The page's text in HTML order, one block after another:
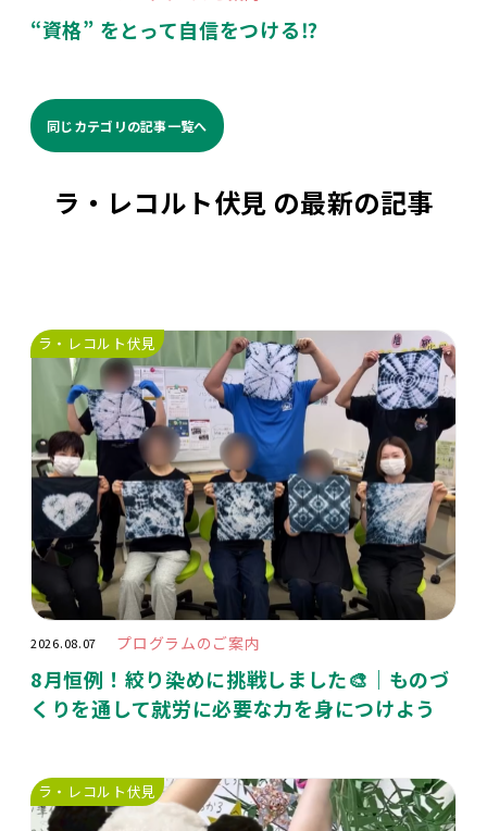
“資格” をとって自信をつける⁉️
同じカテゴリの記事⼀覧へ
ラ・レコルト伏見 の最新の記事
ラ・レコルト伏見
2026.08.07 プログラムのご案内
8月恒例！絞り染めに挑戦しました🎨｜ものづ
くりを通して就労に必要な力を身につけよう
ラ・レコルト伏見